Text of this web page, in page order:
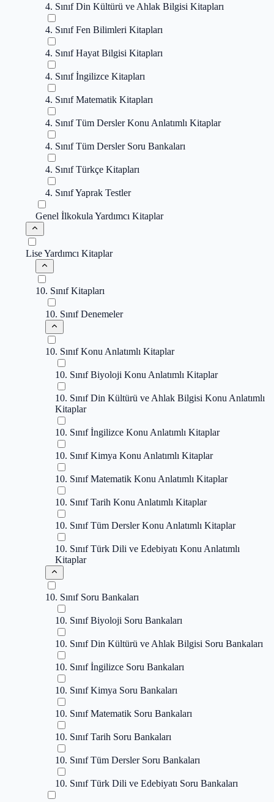
4. Sınıf Din Kültürü ve Ahlak Bilgisi Kitapları
4. Sınıf Fen Bilimleri Kitapları
4. Sınıf Hayat Bilgisi Kitapları
4. Sınıf İngilizce Kitapları
4. Sınıf Matematik Kitapları
4. Sınıf Tüm Dersler Konu Anlatımlı Kitaplar
4. Sınıf Tüm Dersler Soru Bankaları
4. Sınıf Türkçe Kitapları
4. Sınıf Yaprak Testler
Genel İlkokula Yardımcı Kitaplar
Lise Yardımcı Kitaplar
10. Sınıf Kitapları
10. Sınıf Denemeler
10. Sınıf Konu Anlatımlı Kitaplar
10. Sınıf Biyoloji Konu Anlatımlı Kitaplar
10. Sınıf Din Kültürü ve Ahlak Bilgisi Konu Anlatımlı
Kitaplar
10. Sınıf İngilizce Konu Anlatımlı Kitaplar
10. Sınıf Kimya Konu Anlatımlı Kitaplar
10. Sınıf Matematik Konu Anlatımlı Kitaplar
10. Sınıf Tarih Konu Anlatımlı Kitaplar
10. Sınıf Tüm Dersler Konu Anlatımlı Kitaplar
10. Sınıf Türk Dili ve Edebiyatı Konu Anlatımlı
Kitaplar
10. Sınıf Soru Bankaları
10. Sınıf Biyoloji Soru Bankaları
10. Sınıf Din Kültürü ve Ahlak Bilgisi Soru Bankaları
10. Sınıf İngilizce Soru Bankaları
10. Sınıf Kimya Soru Bankaları
10. Sınıf Matematik Soru Bankaları
10. Sınıf Tarih Soru Bankaları
10. Sınıf Tüm Dersler Soru Bankaları
10. Sınıf Türk Dili ve Edebiyatı Soru Bankaları